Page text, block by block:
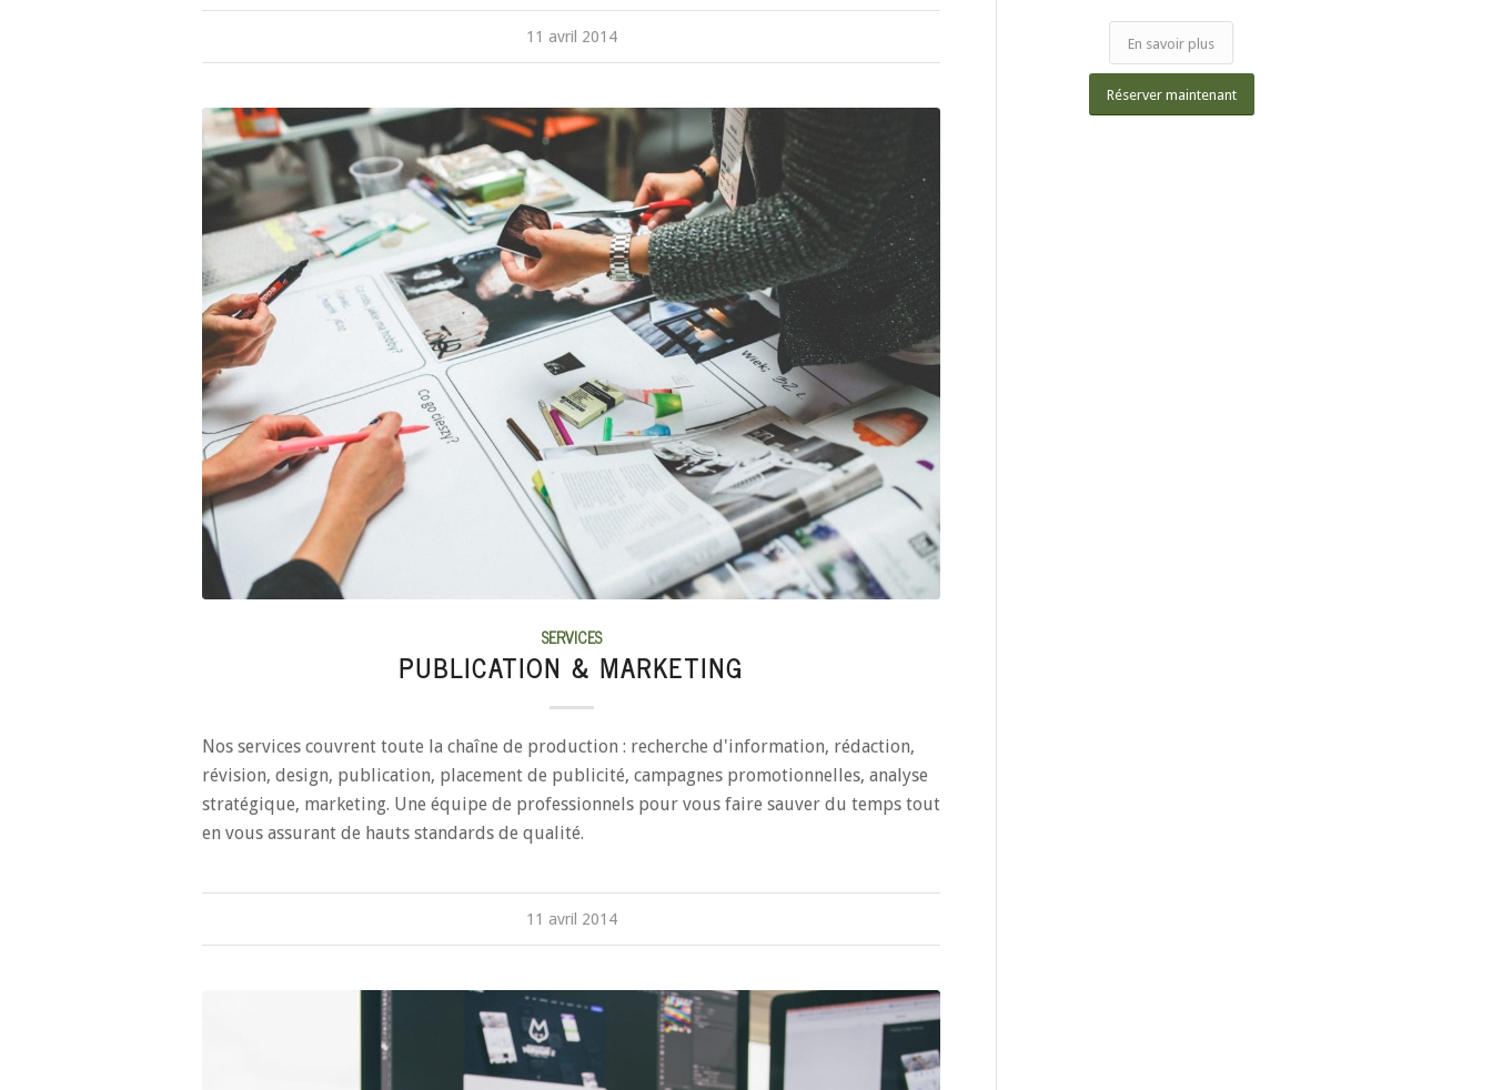
11 avril 2014
SERVICES
PUBLICATION & MARKETING
Nos services couvrent toute la chaîne de production : recherche d'information, rédaction,
révision, design, publication, placement de publicité, campagnes promotionnelles, analyse
stratégique, marketing. Une équipe de professionnels pour vous faire sauver du temps tout
en vous assurant de hauts standards de qualité.
11 avril 2014
En savoir plus
Réserver maintenant